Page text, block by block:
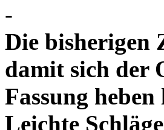
-
Die bisherigen
damit sich der
Fassung heben
Leichte